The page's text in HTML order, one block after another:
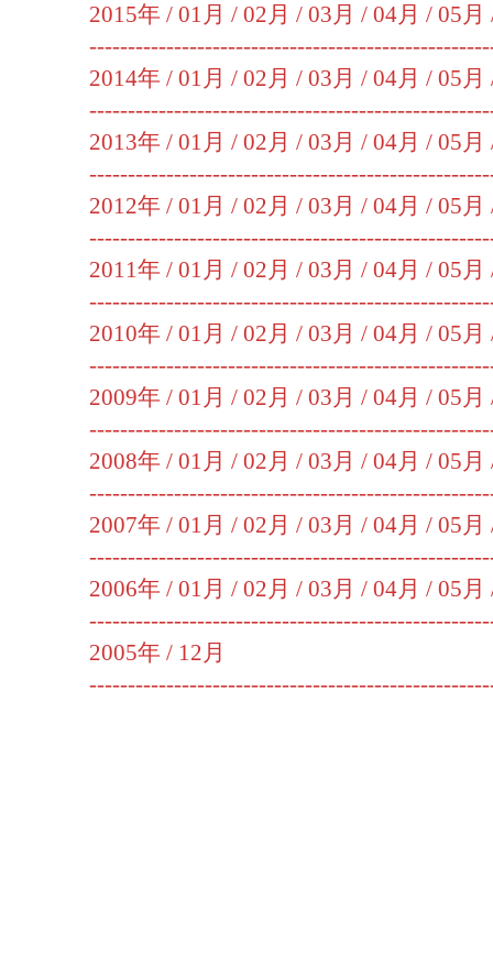
2015年 / 01月 / 02月 / 03月 / 04月 / 05月
2014年 / 01月 / 02月 / 03月 / 04月 / 05月
2013年 / 01月 / 02月 / 03月 / 04月 / 05月
2012年 / 01月 / 02月 / 03月 / 04月 / 05月
2011年 / 01月 / 02月 / 03月 / 04月 / 05月
2010年 / 01月 / 02月 / 03月 / 04月 / 05月
2009年 / 01月 / 02月 / 03月 / 04月 / 05月
2008年 / 01月 / 02月 / 03月 / 04月 / 05月
2007年 / 01月 / 02月 / 03月 / 04月 / 05月
2006年 / 01月 / 02月 / 03月 / 04月 / 05月
2005年 / 12月